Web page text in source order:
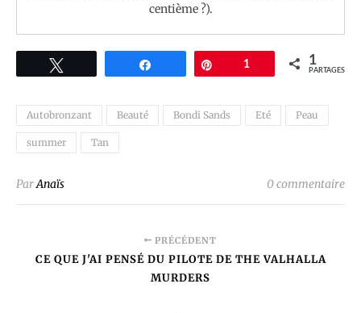
centième ?).
Partagez Épingle
1 1
PARTAGES
Autobronzant Beauté Bondi Sands Eté Peau
summer Tan
ParAnaïs 0 commentaire
PRÉCÉDENT
CE QUE J'AI PENSÉ DU PILOTE DE THE VALHALLA
MURDERS